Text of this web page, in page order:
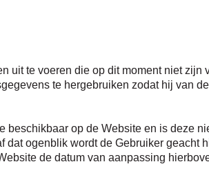
uit te voeren die op dit moment niet
te hergebruiken zodat hij van
op de Website en is deze
ogenblik wordt de Gebruiker geacht
de datum van aanpassing